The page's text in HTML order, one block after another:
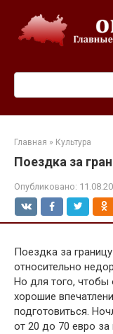
контенту
Главная » Культура
Поездка за
Опубликовано:
Поездка за
относительно
Но для того, чтобы
хорошие
подготовиться.
от 20 до 70 евро